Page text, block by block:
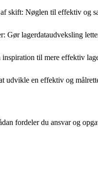
skift: Nøglen til effektiv og
Gør lagerdataudveksling
til mere effektiv
udvikle en effektiv og
fordeler du ansvar og